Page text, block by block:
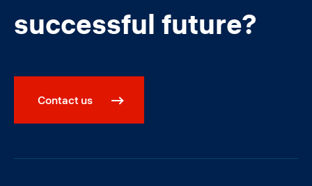
successful future?
Contact us